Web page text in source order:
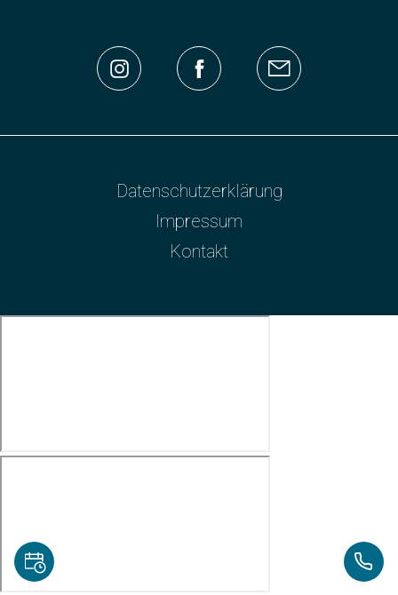
Datenschutzerklärung
Impressum
Kontakt